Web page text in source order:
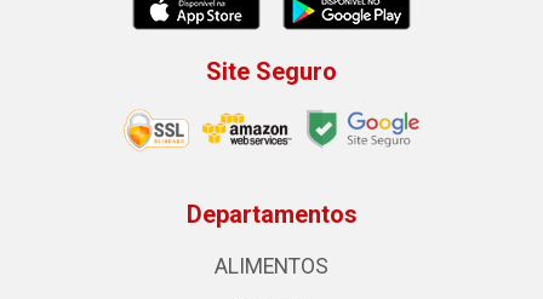
Site Seguro
Departamentos
ALIMENTOS